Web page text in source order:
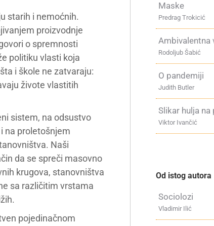
starih i nemoćnih.
proizvodnje
o spremnosti
politiku vlasti koja
i škole ne zatvaraju:
živote vlastitih
sistem, na odsustvo
na proletošnjem
Naši
da se spreči masovno
krugova, stanovništva
sa različitim vrstama
pojedinačnom
Maske
Predrag Trokicić
Ambivalentna
Rodoljub Šabić
O pandemiji
Judith Butler
Slikar hulja na
Viktor Ivančić
Od istog autora
Sociolozi
Vladimir Ilić